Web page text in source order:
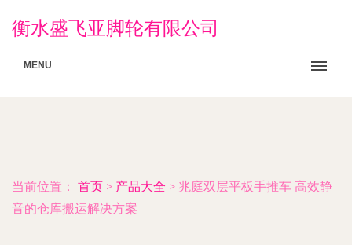
衡水盛飞亚脚轮有限公司
MENU
当前位置： 首页 > 产品大全 > 兆庭双层平板手推车 高效静
音的仓库搬运解决方案